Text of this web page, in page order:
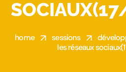
home sessions
les réseaux